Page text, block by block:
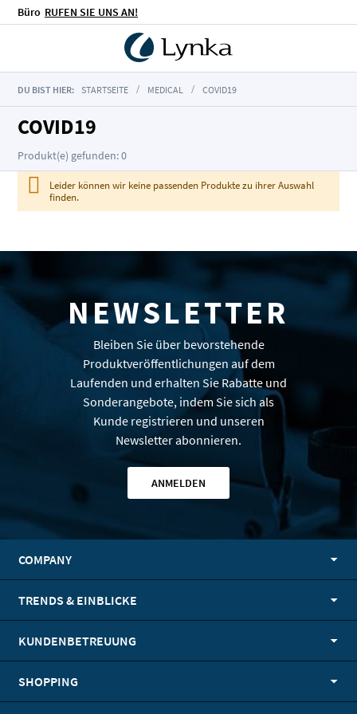
Büro RUFEN SIE UNS AN!
DU BIST HIER: STARTSEITE MEDICAL COVID19
COVID19
Produkt(e) gefunden: 0
Leider können wir keine passenden Produkte zu ihrer Auswahl
finden.
NEWSLETTER
Bleiben Sie über bevorstehende
Produktveröffentlichungen auf dem
Laufenden und erhalten Sie Rabatte und
Sonderangebote, indem Sie sich als
Kunde registrieren und unseren
Newsletter abonnieren.
ANMELDEN
COMPANY
TRENDS & EINBLICKE
KUNDENBETREUUNG
SHOPPING